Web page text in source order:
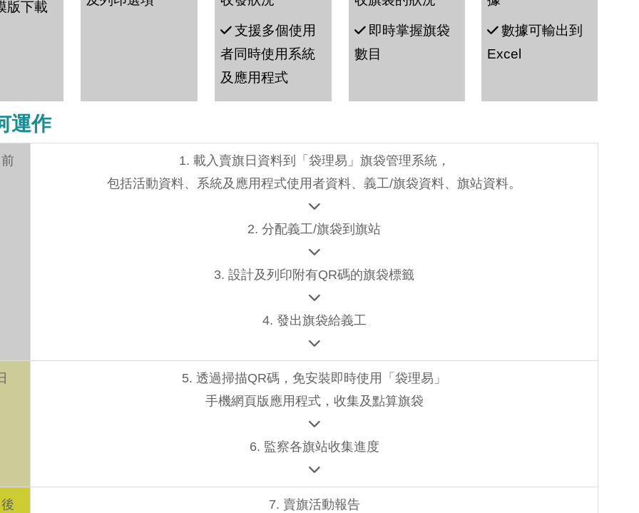
版下載
支援多個使用
者同時使用系統
及應用程式
即時掌握旗袋
數目
數據可輸出到
Excel
運作
1. 載入賣旗日資料到「袋理易」旗袋管理系統，
包括活動資料、系統及應用程式使用者資料、義工/旗袋資料、旗站資料。
2. 分配義工/旗袋到旗站
3. 設計及列印附有QR碼的旗袋標籤
4. 發出旗袋給義工
5. 透過掃描QR碼，免安裝即時使用「袋理易」
手機網頁版應用程式，收集及點算旗袋
6. 監察各旗站收集進度
7. 賣旗活動報告